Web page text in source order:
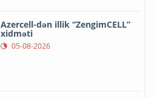
Azercell-dən illik “ZengimCELL”
xidməti
05-08-2026